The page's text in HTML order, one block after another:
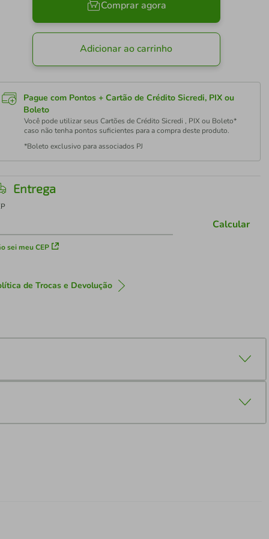
Comprar agora
Adicionar ao carrinho
Pague com Pontos + Cartão de Crédito Sicredi, PIX ou
Boleto
Você pode utilizar seus Cartões de Crédito Sicredi , PIX ou Boleto*
caso não tenha pontos suficientes para a compra deste produto.
*Boleto exclusivo para associados PJ
Entrega
sei meu CEP
Calcular
de Trocas e Devolução